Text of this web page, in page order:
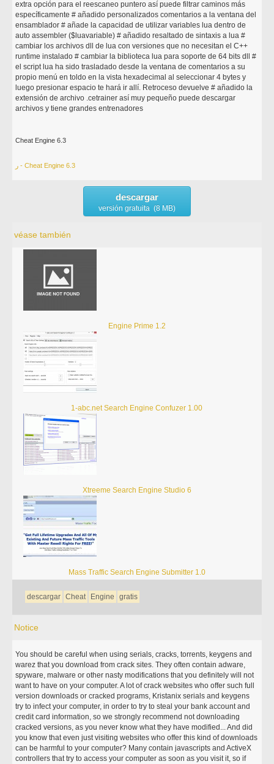
extra opción para el reescaneo puntero así puede filtrar caminos más
específicamente # añadido personalizados comentarios a la ventana del
ensamblador # añade la capacidad de utilizar variables lua dentro de
auto assembler ($luavariable) # añadido resaltado de sintaxis a lua #
cambiar los archivos dll de lua con versiones que no necesitan el C++
runtime instalado # cambiar la biblioteca lua para soporte de 64 bits dll #
el script lua ha sido trasladado desde la ventana de comentarios a su
propio menú en toldo en la vista hexadecimal al seleccionar 4 bytes y
luego presionar espacio te hará ir allí. Retroceso devuelve # añadido la
extensión de archivo .cetrainer así muy pequeño puede descargar
archivos y tiene grandes entrenadores
Cheat Engine 6.3
ر - Cheat Engine 6.3
descargar
versión gratuita (8 MB)
véase también
Engine Prime 1.2
1-abc.net Search Engine Confuzer 1.00
Xtreeme Search Engine Studio 6
Mass Traffic Search Engine Submitter 1.0
descargar Cheat Engine gratis
Notice
You should be careful when using serials, cracks, torrents, keygens and
warez that you download from crack sites. They often contain adware,
spyware, malware or other nasty modifications that you definitely will not
want to have on your computer. A lot of crack websites who offer such full
version downloads or cracked programs, Kristanix serials and keygens
try to infect your computer, in order to try to steal your bank account and
credit card information, so we strongly recommend not downloading
cracked versions, as you never know what they have modified... And did
you know that even just visiting websites who offer this kind of downloads
can be harmful to your computer? Many contain javascripts and ActiveX
controllers that try to access your computer as soon as you visit it, so if